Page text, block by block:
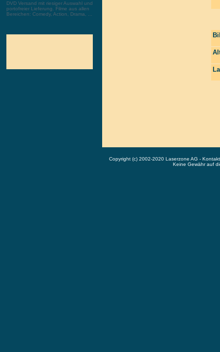
DVD Versand mit riesiger Auswahl und
portofreier Lieferung. Filme aus allen
Bereichen: Comedy, Action, Drama, ...
Copyright (c) 2002-2020 Laserzone AG -
Keine Gewähr auf